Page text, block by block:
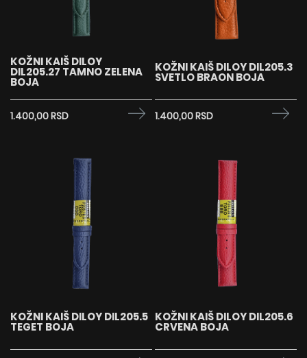
KOŽNI KAIŠ DILOY
DIL205.27 TAMNO ZELENA
BOJA
1.400,00 RSD
KOŽNI KAIŠ DILOY DIL205.3
SVETLO BRAON BOJA
1.400,00 RSD
KOŽNI KAIŠ DILOY DIL205.5
TEGET BOJA
KOŽNI KAIŠ DILOY DIL205.6
CRVENA BOJA